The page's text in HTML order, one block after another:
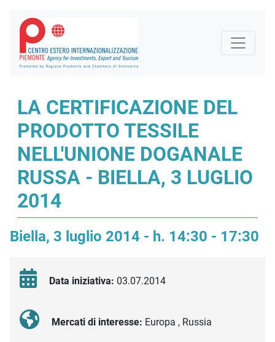
LA CERTIFICAZIONE DEL
PRODOTTO TESSILE
NELL'UNIONE DOGANALE
RUSSA - BIELLA, 3 LUGLIO
2014
Biella, 3 luglio 2014 - h. 14:30 - 17:30
Data iniziativa: 03.07.2014
Mercati di interesse: Europa , Russia